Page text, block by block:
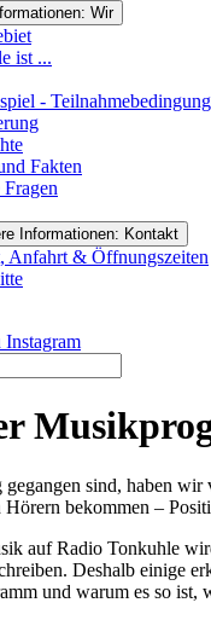
Wir
ist ...
-
Fakten
Informationen: Kontakt
Anfahrt & Öffnungszeiten
sind, haben wir
bekommen –
auf Radio Tonkuhle
Deshalb einige
und warum es so ist,